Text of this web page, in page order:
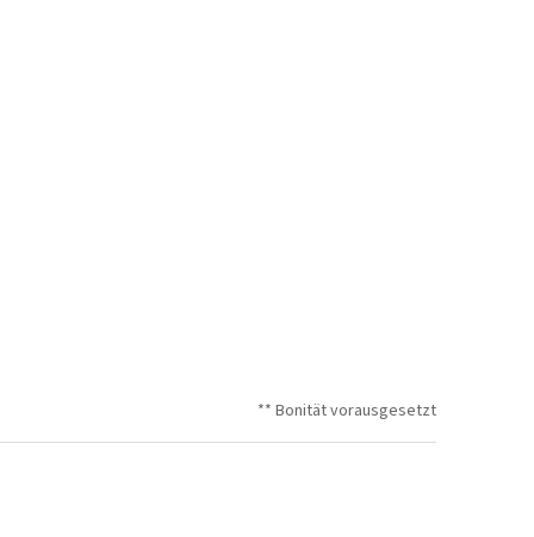
** Bonität vorausgesetzt